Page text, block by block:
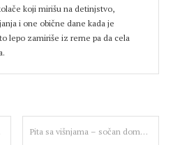
koji mirišu na detinjstvo,
i one obične dane kada je
lepo zamiriše iz rerne pa da cela
Pita sa višnjama – sočan domaći kolač iz rerne